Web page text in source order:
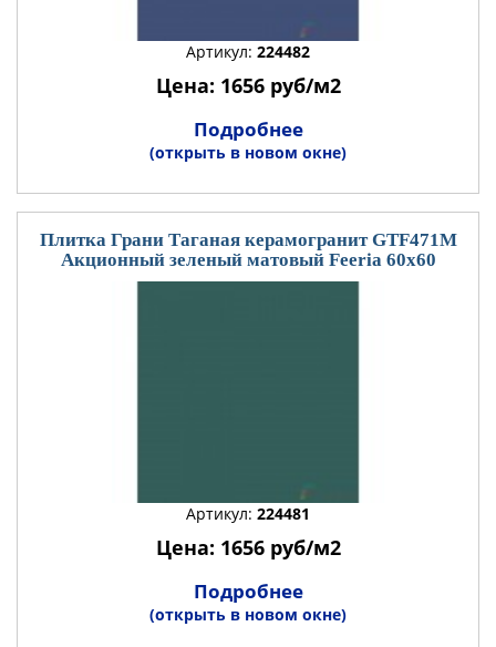
Артикул: 224482
Цена: 1656 руб/м2
Подробнее
(открыть в новом окне)
Плитка Грани Таганая керамогранит GTF471М
Акционный зеленый матовый Feeria 60x60
Артикул: 224481
Цена: 1656 руб/м2
Подробнее
(открыть в новом окне)